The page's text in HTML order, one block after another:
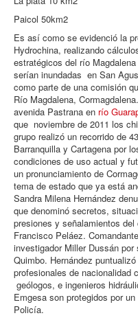
Paicol 50km2
Es así como se evidenció la
Hydrochina, realizando
estratégicos del río
serían inundadas en San
como parte de una comisión
Río Magdalena,
avenida Pastrana en río
que noviembre de 2011 los
grupo realizó un recorrido de
Barranquilla y Cartagena por
condiciones de uso actual y
un pronunciamiento de
tema de estado que ya está
Sandra Milena Hernández
que denominó secretos,
presiones y señalamientos
Francisco Peláez.
investigador Miller Dussán
Quimbo. Hernández
profesionales de nacionalidad
geólogos, e ingenieros
Emgesa son protegidos por
Policía.